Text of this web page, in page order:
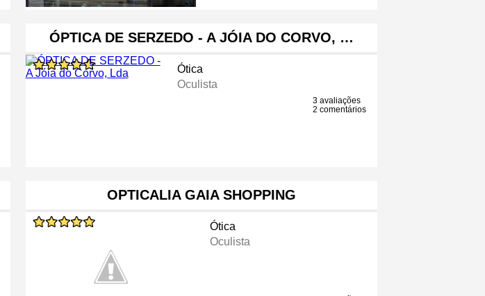
ÓPTICA DE SERZEDO - A JÓIA DO CORVO, …
Ótica
Oculista
3 avaliações
2 comentários
OPTICALIA GAIA SHOPPING
Ótica
Oculista